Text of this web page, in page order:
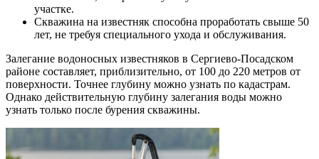
участке.
Скважина на известняк способна проработать свыше 50
лет, не требуя специального ухода и обслуживания.
Залегание водоносных известняков в Сергиево-Посадском
районе составляет, приблизительно, от 100 до 220 метров от
поверхности. Точнее глубину можно узнать по кадастрам.
Однако действительную глубину залегания воды можно
узнать только после бурения скважины.